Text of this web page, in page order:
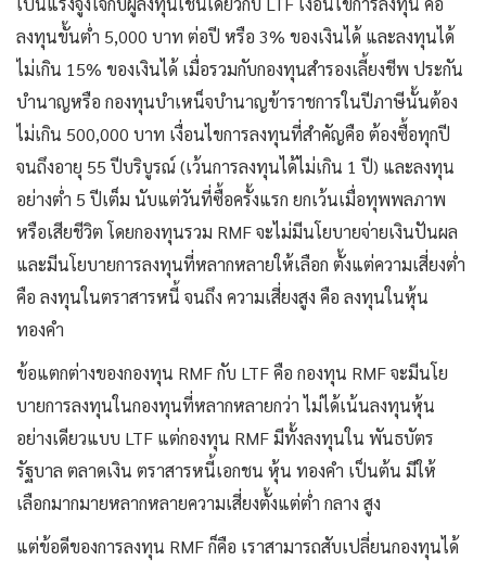
ลงทุนขั้นต่ำ 5,000 บาท ต่อปี หรือ 3% ของเงินได้ และลงทุนได้
ไม่เกิน 15% ของเงินได้ เมื่อรวมกับกองทุนสำรองเลี้ยงชีพ ประกัน
บำนาญหรือ กองทุนบำเหน็จบำนาญข้าราชการในปีภาษีนั้นต้อง
ไม่เกิน 500,000 บาท เงื่อนไขการลงทุนที่สำคัญคือ ต้องซื้อทุกปี
จนถึงอายุ 55 ปีบริบูรณ์ (เว้นการลงทุนได้ไม่เกิน 1 ปี) และลงทุน
อย่างต่ำ 5 ปีเต็ม นับแต่วันที่ซื้อครั้งแรก ยกเว้นเมื่อทุพพลภาพ
หรือเสียชีวิต โดยกองทุนรวม RMF จะไม่มีนโยบายจ่ายเงินปันผล
และมีนโยบายการลงทุนที่หลากหลายให้เลือก ตั้งแต่ความเสี่ยงต่ำ
คือ ลงทุนในตราสารหนี้ จนถึง ความเสี่ยงสูง คือ ลงทุนในหุ้น
ทองคำ
ข้อแตกต่างของกองทุน RMF กับ LTF คือ กองทุน RMF จะมีนโย
บายการลงทุนในกองทุนที่หลากหลายกว่า ไม่ได้เน้นลงทุนหุ้น
อย่างเดียวแบบ LTF แต่กองทุน RMF มีทั้งลงทุนใน พันธบัตร
รัฐบาล ตลาดเงิน ตราสารหนี้เอกชน หุ้น ทองคำ เป็นต้น มีให้
เลือกมากมายหลากหลายความเสี่ยงตั้งแต่ต่ำ กลาง สูง
แต่ข้อดีของการลงทุน RMF ก็คือ เราสามารถสับเปลี่ยนกองทุนได้